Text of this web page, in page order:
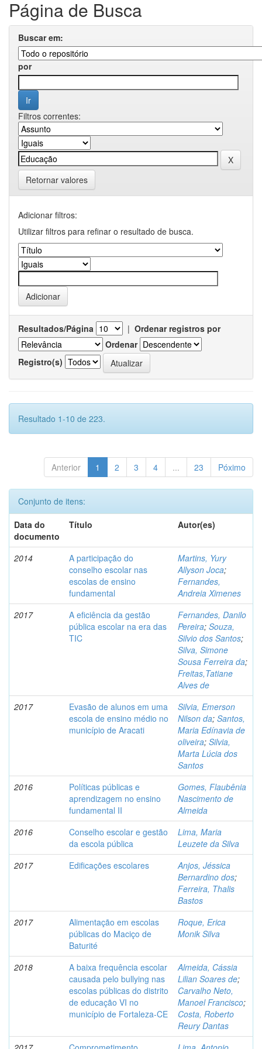
Página de Busca
Buscar em:
por
Filtros correntes:
Retornar valores
Adicionar filtros:
Utilizar filtros para refinar o resultado de busca.
Resultados/Página | Ordenar registros por
Ordenar
Registro(s)
Resultado 1-10 de 223.
Anterior 1 2 3 4 ... 23 Póximo
Conjunto de itens:
Data do
documento
Título Autor(es)
2014
A participação do
conselho escolar nas
escolas de ensino
fundamental
Martins, Yury
Allyson Joca;
Fernandes,
Andreia Ximenes
2017
A eficiência da gestão
pública escolar na era das
TIC
Fernandes, Danilo
Pereira; Souza,
Silvio dos Santos;
Silva, Simone
Sousa Ferreira da;
Freitas,Tatiane
Alves de
2017
Evasão de alunos em uma
escola de ensino médio no
município de Aracati
Silvia, Emerson
Nilson da; Santos,
Maria Edínavia de
oliveira; Silvia,
Marta Lúcia dos
Santos
2016
Políticas públicas e
aprendizagem no ensino
fundamental II
Gomes, Flaubênia
Nascimento de
Almeida
2016
Conselho escolar e gestão
da escola pública
Lima, Maria
Leuzete da Silva
2017
Edificações escolares
Anjos, Jéssica
Bernardino dos;
Ferreira, Thalis
Bastos
2017
Alimentação em escolas
públicas do Maciço de
Baturité
Roque, Erica
Monik Silva
2018
A baixa frequência escolar
causada pelo bullying nas
escolas públicas do distrito
de educação VI no
município de Fortaleza-CE
Almeida, Cássia
Lilian Soares de;
Carvalho Neto,
Manoel Francisco;
Costa, Roberto
Reury Dantas